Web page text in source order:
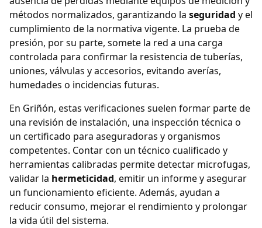
métodos normalizados, garantizando la seguridad y el
cumplimiento de la normativa vigente. La prueba de
presión, por su parte, somete la red a una carga
controlada para confirmar la resistencia de tuberías,
uniones, válvulas y accesorios, evitando averías,
humedades o incidencias futuras.
En Griñón, estas verificaciones suelen formar parte de
una revisión de instalación, una inspección técnica o
un certificado para aseguradoras y organismos
competentes. Contar con un técnico cualificado y
herramientas calibradas permite detectar microfugas,
validar la hermeticidad, emitir un informe y asegurar
un funcionamiento eficiente. Además, ayudan a
reducir consumo, mejorar el rendimiento y prolongar
la vida útil del sistema.